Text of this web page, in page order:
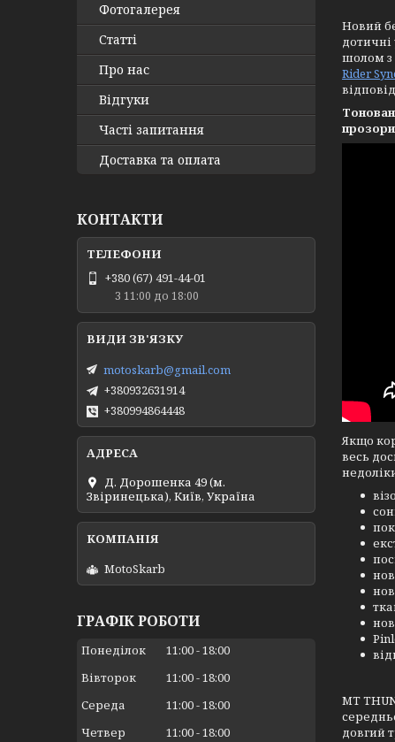
Новий
дотичні
шолом з
Rider
Якщо
весь
MT
довгий
Фотогалерея
Статті
Про нас
Відгуки
Часті запитання
Доставка та оплата
КОНТАКТИ
+380 (67) 491-44-01
З 11:00 до 18:00
motoskarb@gmail.com
+380932631914
+380994864448
Д. Дорошенка 49 (м.
Звіринецька), Київ, Україна
MotoSkarb
ГРАФІК РОБОТИ
Понеділок 11:00 18:00
Вівторок
11:00 18:00
Середа
11:00 18:00
Четвер
11:00 18:00